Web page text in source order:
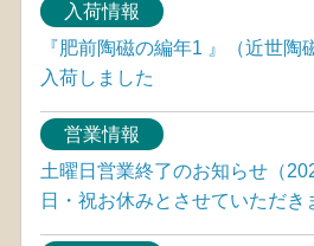
入荷情報
『肥前陶磁の編年1 』（近世陶
入荷しました
営業情報
土曜日営業終了のお知らせ（
日・祝お休みとさせていただき